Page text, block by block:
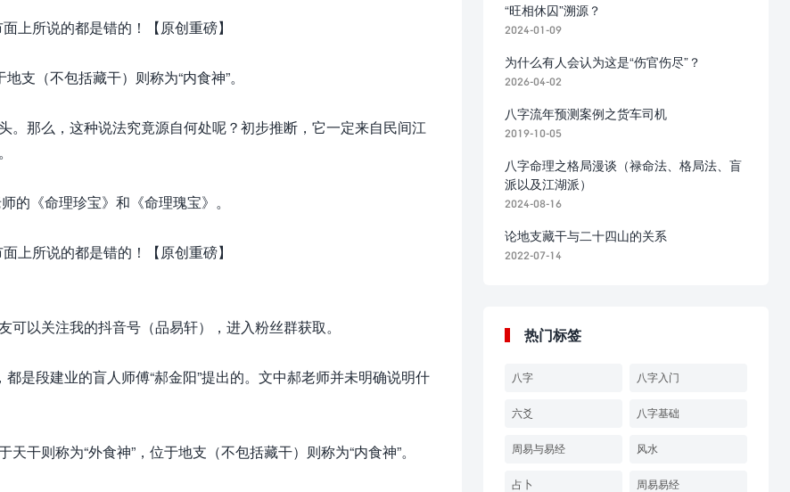
（不包括藏干）则称为“内食神”。
那么，这种说法究竟源自何处呢？初步推断，它一定来自民间江
《命理珍宝》和《命理瑰宝》。
以关注我的抖音号（品易轩），进入粉丝群获取。
段建业的盲人师傅“郝金阳”提出的。文中郝老师并未明确说明什
则称为“外食神”，位于地支（不包括藏干）则称为“内食神”。
“旺相休囚”溯源？
2024-01-09
为什么有人会认为这是“伤官伤尽”？
2026-04-02
八字流年预测案例之货车司机
2019-10-05
八字命理之格局漫谈（禄命法、格局法、盲
派以及江湖派）
2024-08-16
论地支藏干与二十四山的关系
2022-07-14
热门标签
八字 八字入门
六爻 八字基础
周易与易经 风水
占卜 周易易经